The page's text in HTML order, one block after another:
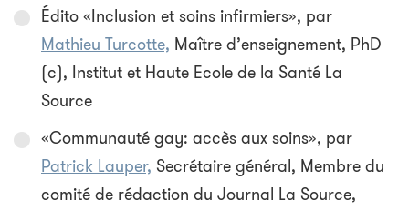
Édito «Inclusion et soins infirmiers», par
Mathieu Turcotte, Maître d’enseignement, PhD
(c), Institut et Haute Ecole de la Santé La
Source
«Communauté gay: accès aux soins», par
Patrick Lauper, Secrétaire général, Membre du
comité de rédaction du Journal La Source,